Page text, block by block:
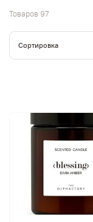
Товаров 97
Сортировка